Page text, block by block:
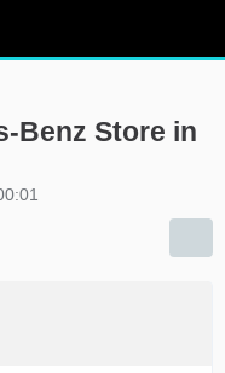
Benz Store in